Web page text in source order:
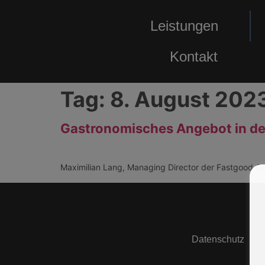
Leistungen
Kontakt
Tag: 8. August
Gastronomisches Angebot in
Maximilian Lang, Managing Director der Fastgood
Datenschutz